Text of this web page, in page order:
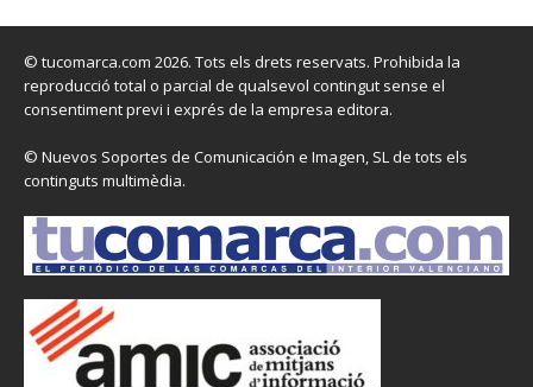
© tucomarca.com 2026. Tots els drets reservats. Prohibida la
reproducció total o parcial de qualsevol contingut sense el
consentiment previ i exprés de la empresa editora.
© Nuevos Soportes de Comunicación e Imagen, SL de tots els
continguts multimèdia.